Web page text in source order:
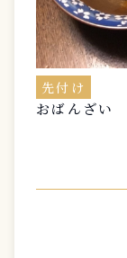
先付け
おばんざい